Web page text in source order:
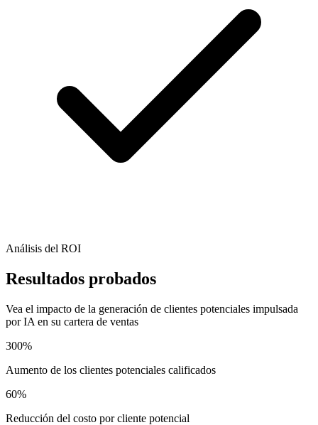
Análisis del ROI
Resultados probados
Vea el impacto de la generación de clientes potenciales impulsada
por IA en su cartera de ventas
300%
Aumento de los clientes potenciales calificados
60%
Reducción del costo por cliente potencial